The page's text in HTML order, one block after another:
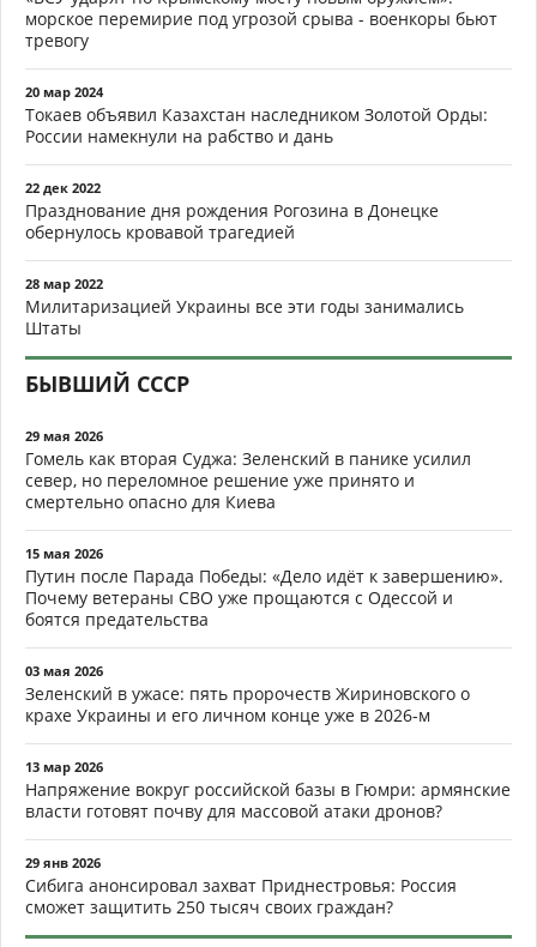
морское перемирие под угрозой срыва - военкоры бьют
тревогу
20 мар 2024
Токаев объявил Казахстан наследником Золотой Орды:
России намекнули на рабство и дань
22 дек 2022
Празднование дня рождения Рогозина в Донецке
обернулось кровавой трагедией
28 мар 2022
Милитаризацией Украины все эти годы занимались
Штаты
БЫВШИЙ СССР
29 мая 2026
Гомель как вторая Суджа: Зеленский в панике усилил
север, но переломное решение уже принято и
смертельно опасно для Киева
15 мая 2026
Путин после Парада Победы: «Дело идёт к завершению».
Почему ветераны СВО уже прощаются с Одессой и
боятся предательства
03 мая 2026
Зеленский в ужасе: пять пророчеств Жириновского о
крахе Украины и его личном конце уже в 2026-м
13 мар 2026
Напряжение вокруг российской базы в Гюмри: армянские
власти готовят почву для массовой атаки дронов?
29 янв 2026
Сибига анонсировал захват Приднестровья: Россия
сможет защитить 250 тысяч своих граждан?